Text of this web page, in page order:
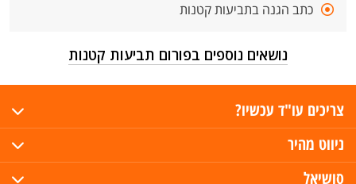
כתב הגנה בתביעות קטנות
נושאים נוספים בפורום תביעות קטנות
צריכים עו"ד עכשיו?
ניווט מהיר
סושיאל